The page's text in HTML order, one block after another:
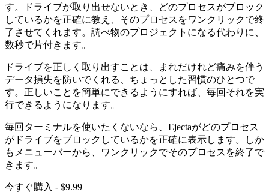
す。ドライブが取り出せないとき、どのプロセスがブロック
しているかを正確に教え、そのプロセスをワンクリックで終
了させてくれます。調べ物のプロジェクトになる代わりに、
数秒で片付きます。
ドライブを正しく取り出すことは、まれだけれど痛みを伴う
データ損失を防いでくれる、ちょっとした習慣のひとつで
す。正しいことを簡単にできるようにすれば、毎回それを実
行できるようになります。
毎回ターミナルを使いたくないなら、Ejectaがどのプロセス
がドライブをブロックしているかを正確に表示します。しか
もメニューバーから、ワンクリックでそのプロセスを終了で
きます。
今すぐ購入 - $9.99